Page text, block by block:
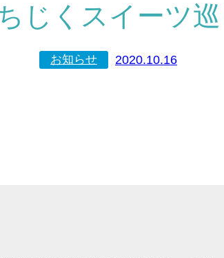
じくスイーツ
お知らせ 2020.10.16